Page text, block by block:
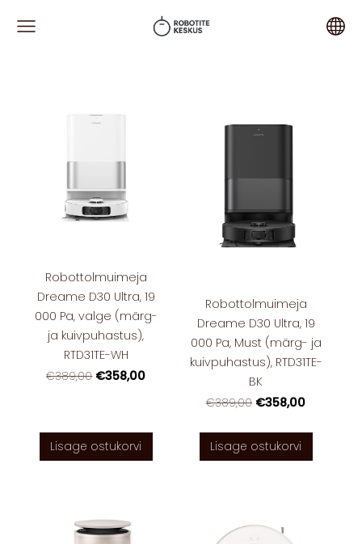
Robottolmuimeja
Dreame D30 Ultra, 19
000 Pa, valge (märg-
ja kuivpuhastus),
RTD31TE-WH
€389,00 €358,00
Lisage ostukorvi
Robottolmuimeja
Dreame D30 Ultra, 19
000 Pa, Must (märg- ja
kuivpuhastus), RTD31TE-
BK
€389,00 €358,00
Lisage ostukorvi